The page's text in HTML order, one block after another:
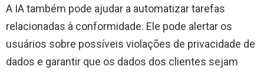
A IA também pode ajudar a automatizar tarefas
relacionadas à conformidade. Ele pode alertar os
usuários sobre possíveis violações de privacidade de
dados e garantir que os dados dos clientes sejam